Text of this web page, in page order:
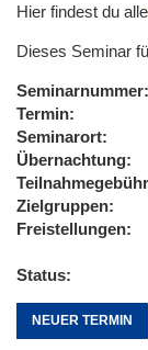
Hier findest du alle
Dieses Seminar
Seminarnummer
Termin
Seminarort
Übernachtung
Teilnahmegebühr
Zielgruppen
Freistellungen
Status
NEUER TERMIN